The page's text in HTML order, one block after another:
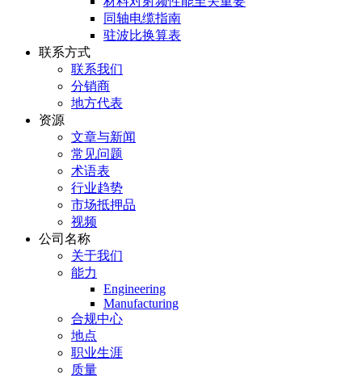
同轴电缆指南
驻波比换算表
联系方式
联系我们
分销商
地方代表
资源
文章与新闻
常见问题
术语表
行业趋势
市场抵押品
视频
公司名称
关于我们
能力
Engineering
Manufacturing
合规中心
地点
职业生涯
质量